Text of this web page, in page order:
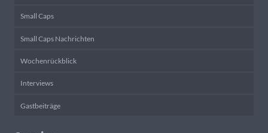
Small Caps
Small Caps Nachrichten
Wochenrückblick
Interviews
Gastbeiträge